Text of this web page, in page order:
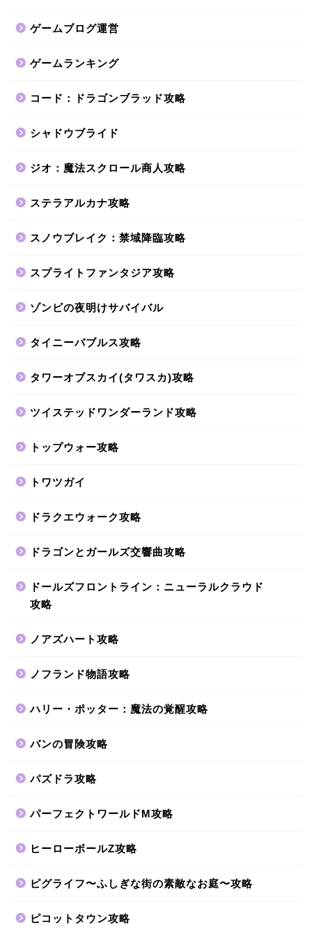
ゲームブログ運営
ゲームランキング
コード：ドラゴンブラッド攻略
シャドウブライド
ジオ：魔法スクロール商人攻略
ステラアルカナ攻略
スノウブレイク：禁域降臨攻略
スプライトファンタジア攻略
ゾンビの夜明けサバイバル
タイニーバブルス攻略
タワーオブスカイ(タワスカ)攻略
ツイステッドワンダーランド攻略
トップウォー攻略
トワツガイ
ドラクエウォーク攻略
ドラゴンとガールズ交響曲攻略
ドールズフロントライン：ニューラルクラウド
攻略
ノアズハート攻略
ノフランド物語攻略
ハリー・ポッター：魔法の覚醒攻略
バンの冒険攻略
パズドラ攻略
パーフェクトワールドM攻略
ヒーローボールZ攻略
ピグライフ〜ふしぎな街の素敵なお庭〜攻略
ピコットタウン攻略